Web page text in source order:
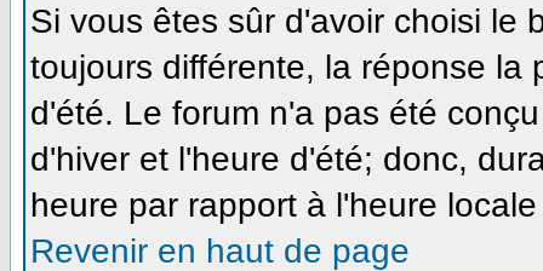
Si vous êtes sûr d'avoir choisi le
toujours différente, la réponse la
d'été. Le forum n'a pas été
d'hiver et l'heure d'été; donc,
heure par rapport à l'heure
Revenir en haut de page